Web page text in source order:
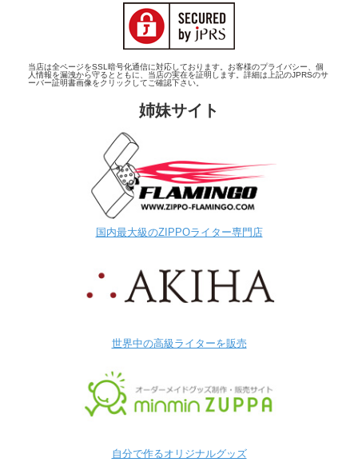
当店は全ページをSSL暗号化通信に対応しております。お客様のプライバシー、個
人情報を漏洩から守るとともに、当店の実在を証明します。詳細は上記のJPRSのサ
ーバー証明書画像をクリックしてご確認下さい。
姉妹サイト
国内最大級のZIPPOライター専門店
世界中の高級ライターを販売
自分で作るオリジナルグッズ